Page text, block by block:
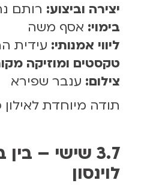
יצירה וביצוע: רותם
בימוי: אסף משה
ליווי אמנותי: עידית
טקסטים ומוזיקה
צילום: ענבר שפירא
תודה מיוחדת לאילון
3.7 שישי –
לוינסון